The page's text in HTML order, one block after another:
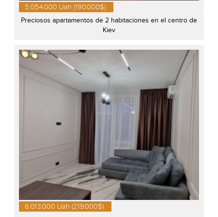
5.054.000 Uah (190.000$)
Preciosos apartamentos de 2 habitaciones en el centro de
Kiev
6.013.000 Uah (219.000$)